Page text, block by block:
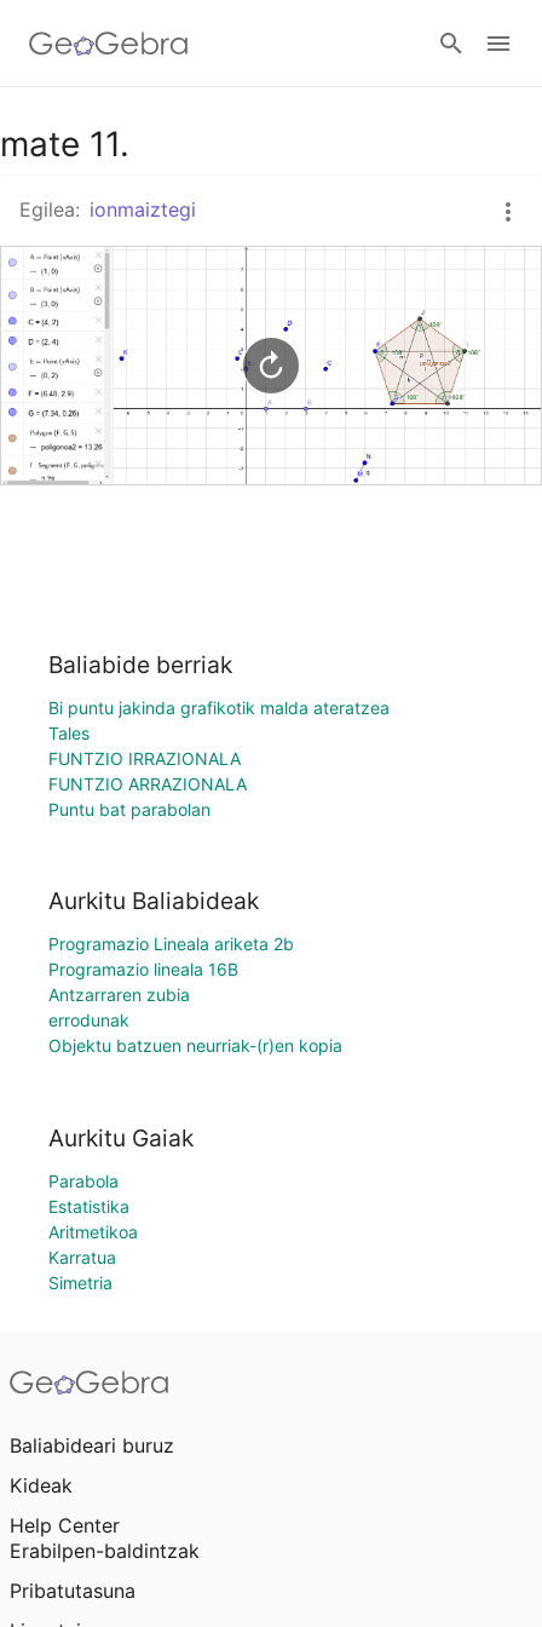
Google Classroom
GeoGebra Classroom
Hasi saioa
mate 11.
Egilea: ionmaiztegi
Baliabide berriak
Bi puntu jakinda grafikotik malda ateratzea
Tales
FUNTZIO IRRAZIONALA
FUNTZIO ARRAZIONALA
Puntu bat parabolan
Aurkitu Baliabideak
Programazio Lineala ariketa 2b
Programazio lineala 16B
Antzarraren zubia
errodunak
Objektu batzuen neurriak-(r)en kopia
Aurkitu Gaiak
Parabola
Estatistika
Aritmetikoa
Karratua
Simetria
Baliabideari buruz
Kideak
Help Center
Erabilpen-baldintzak
Pribatutasuna